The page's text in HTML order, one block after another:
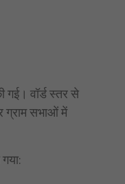
गई। वॉर्ड स्तर से
ग्राम सभाओं में